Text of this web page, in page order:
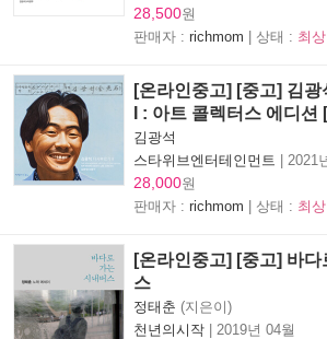
28,500원
판매자 : richmom | 상태 : 최상
[온라인중고] [중고] 김광
I : 아트 콜렉터스 에디션
김광석
스타위브엔터테인먼트 | 2021
28,000원
판매자 : richmom | 상태 : 최상
[온라인중고] [중고] 바다
스
정태춘 (지은이)
천년의시작 | 2019년 04월